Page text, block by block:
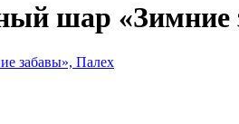
шар «Зимние